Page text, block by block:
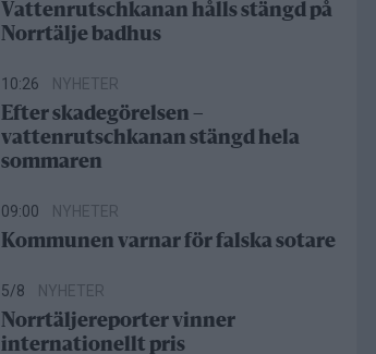
Vattenrutschkanan hålls stängd på
Norrtälje badhus
10:26 NYHETER
Efter skadegörelsen –
vattenrutschkanan stängd hela
sommaren
09:00 NYHETER
Kommunen varnar för falska sotare
5/8 NYHETER
Norrtäljereporter vinner
internationellt pris